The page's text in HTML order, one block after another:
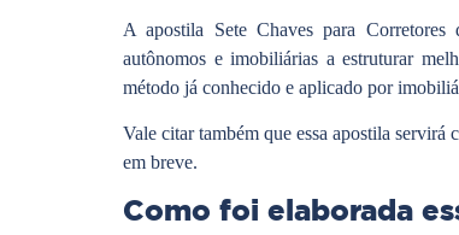
A apostila Sete Chaves para
autônomos e imobiliárias a estruturar
método já conhecido e aplicado por
Vale citar também que essa apostila servirá
em breve.
Como foi elaborada